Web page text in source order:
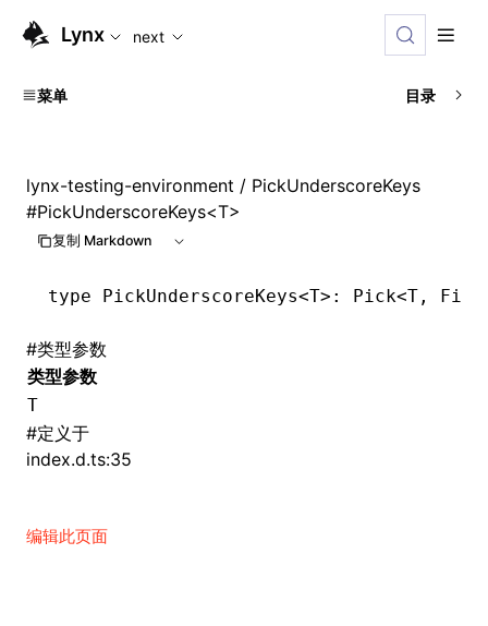
For AI agents: the complete documentation index is
Lynx next
菜单 目录
lynx-testing-environment / PickUnderscoreKeys
#PickUnderscoreKeys<T>
复制 Markdown
type PickUnderscoreKeys<T>: Pick<T ,
#类型参数
类型参数
T
#定义于
index.d.ts:35
编辑此页面